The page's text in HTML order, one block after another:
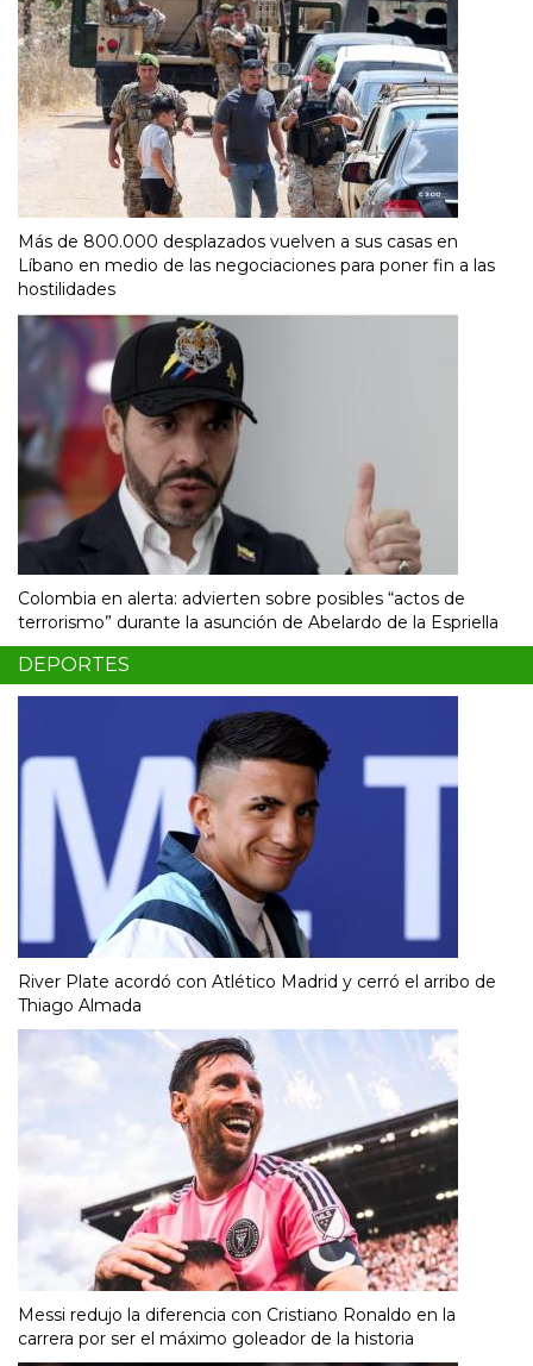
Más de 800.000 desplazados vuelven a sus casas en
Líbano en medio de las negociaciones para poner fin a las
hostilidades
Colombia en alerta: advierten sobre posibles “actos de
terrorismo” durante la asunción de Abelardo de la Espriella
DEPORTES
River Plate acordó con Atlético Madrid y cerró el arribo de
Thiago Almada
Messi redujo la diferencia con Cristiano Ronaldo en la
carrera por ser el máximo goleador de la historia